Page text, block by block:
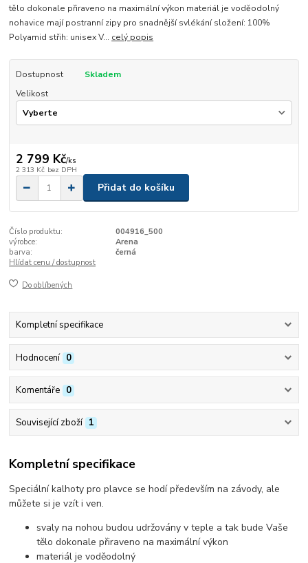
tělo dokonale přiraveno na maximální výkon materiál je voděodolný
nohavice mají postranní zipy pro snadnější svlékání složení: 100%
Polyamid střih: unisex V... celý popis
Dostupnost
Skladem
Velikost
2 799 Kč/ks
2 313 Kč bez DPH
Přidat do košíku
Číslo produktu:
004916_500
výrobce:
Arena
barva:
černá
Hlídat cenu / dostupnost
Do oblíbených
Kompletní specifikace
Hodnocení 0
Komentáře 0
Související zboží 1
Kompletní specifikace
Speciální kalhoty pro plavce se hodí především na závody, ale
můžete si je vzít i ven.
svaly na nohou budou udržovány v teple a tak bude Vaše
tělo dokonale přiraveno na maximální výkon
materiál je voděodolný